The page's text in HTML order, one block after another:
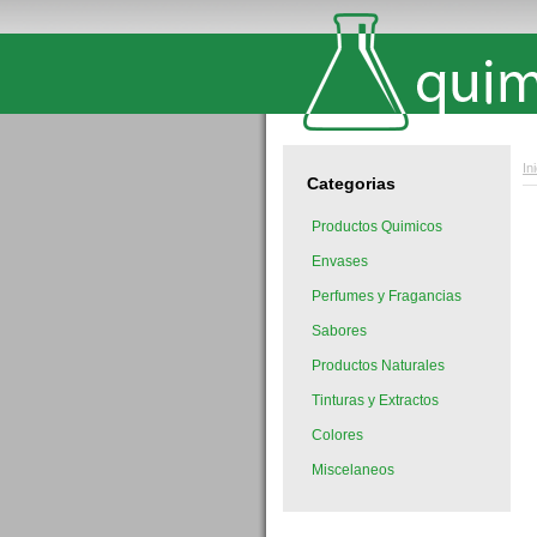
Categorias
Productos Quimicos
Envases
Perfumes y Fragancias
Sabores
Productos Naturales
Tinturas y Extractos
Colores
Miscelaneos